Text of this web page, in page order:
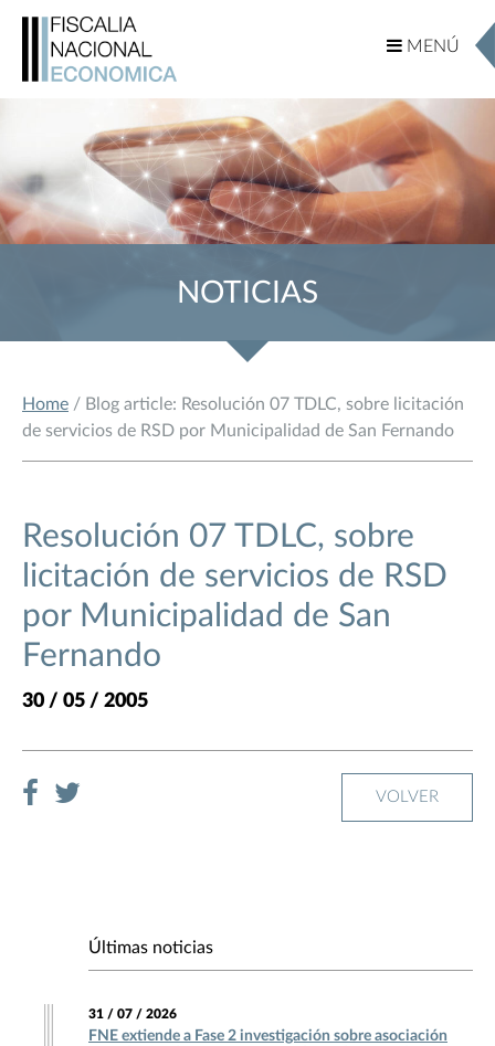
MENÚ
MENÚ
NOTICIAS
Home / Blog article: Resolución 07 TDLC, sobre licitación
de servicios de RSD por Municipalidad de San Fernando
Resolución 07 TDLC, sobre
licitación de servicios de RSD
por Municipalidad de San
Fernando
30 / 05 / 2005
VOLVER
Últimas noticias
31 / 07 / 2026
FNE extiende a Fase 2 investigación sobre asociación